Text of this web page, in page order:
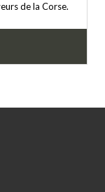
de la Corse.